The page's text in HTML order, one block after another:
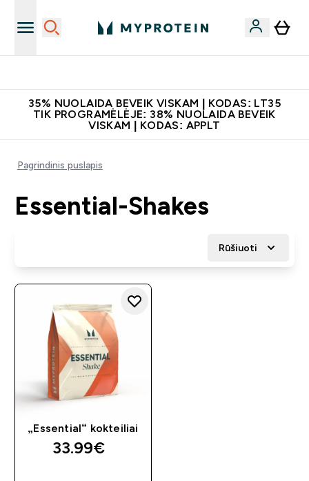
35% NUOLAIDA BEVEIK VISKAM | KODAS: LT35
TIK PROGRAMĖLĖJE: 38% NUOLAIDA BEVEIK
VISKAM | KODAS: APPLT
Pagrindinis puslapis
Essential-Shakes
Rūšiuoti
„Essential“ kokteiliai
33.99€‎